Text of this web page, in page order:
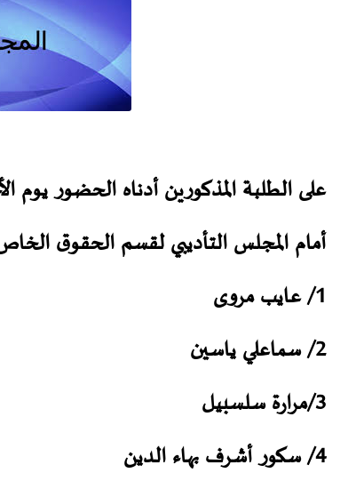
أمام المجلس التأديبي لقسم الحقوق
1/ عايب مروى
2/ سماعلي ياسين
3/مرارة سلسبيل
4/ سكور أشرف بهاء الدين